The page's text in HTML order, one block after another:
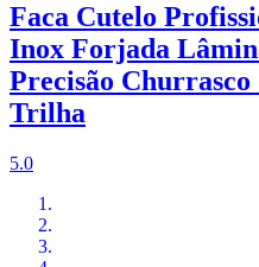
Faca Cutelo
Inox Forjada
Precisão
Trilha
5.0